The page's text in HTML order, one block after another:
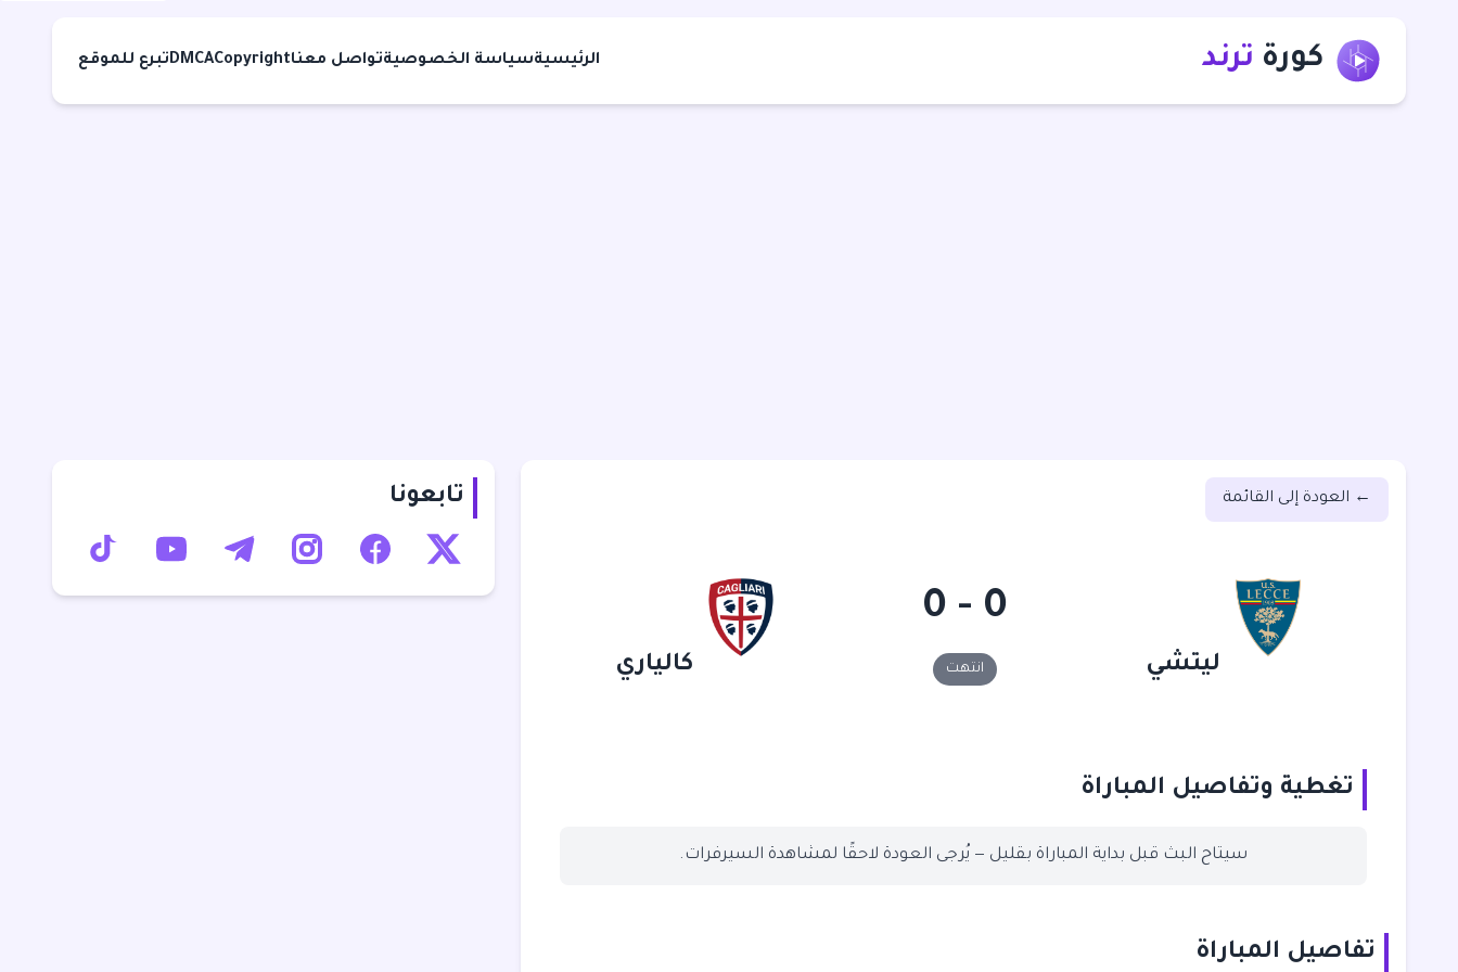
كورة ترند الرئيسيةسياسة الخصوصيةتواصل معناCopyright
DMCAتبرع للموقع
← العودة إلى القائمة
ليتشي
0 - 0
انتهت كالياري
تغطية وتفاصيل المباراة
سيتاح البث قبل بداية المباراة بقليل — يُرجى العودة لاحقًا لمشاهدة السيرفرات.
تفاصيل المباراة
تابعونا